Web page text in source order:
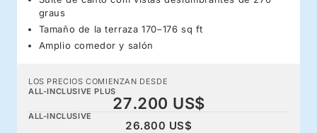
graus
Tamaño de la terraza 170–176 sq ft
Amplio comedor y salón
LOS PRECIOS COMIENZAN DESDE
ALL-INCLUSIVE PLUS
27.200 US$
ALL-INCLUSIVE
26.800 US$